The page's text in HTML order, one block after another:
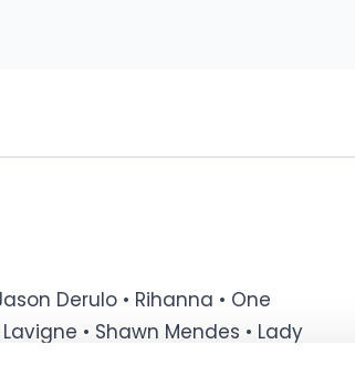
Derulo • Rihanna • One
• Shawn Mendes • Lady